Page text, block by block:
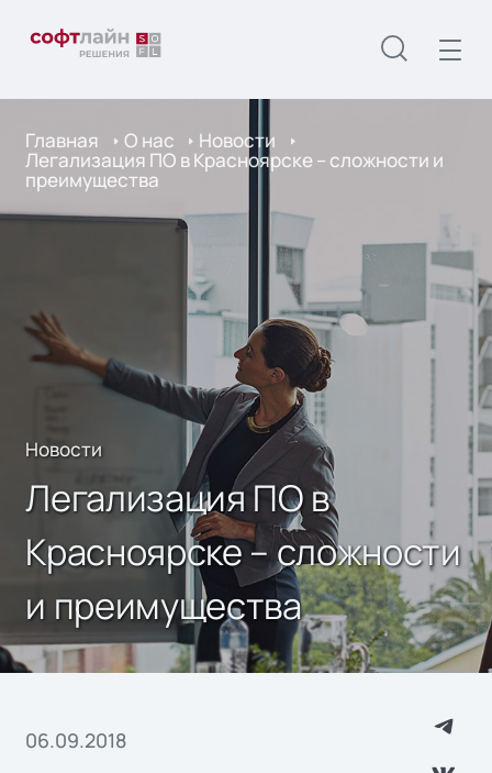
Главная О нас Новости
Легализация ПО в Красноярске – сложности и
преимущества
Новости
Легализация ПО в
Красноярске – сложности
и преимущества
06.09.2018